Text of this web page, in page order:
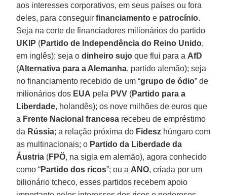
aos interesses corporativos, em seus países ou fora
deles, para conseguirfinanciamento e patrocínio.
Seja na corte de financiadores milionários do partido
UKIP (Partido de Independência do Reino Unido,
em inglês); seja odinheiro sujo que flui para a AfD
(Alternativa para a Alemanha, partido alemão); seja
no financiamento recebido de um “grupo de ódio” de
milionários dos EUA pela PVV (Partido para a
Liberdade, holandês); os nove milhões de euros que
a Frente Nacional francesa recebeu de empréstimo
da Rússia; a relação próxima do Fidesz húngaro com
as multinacionais; o Partido da Liberdade da
Áustria (FPÖ, na sigla em alemão), agora conhecido
como “Partido dos ricos”; ou a ANO, criada por um
bilionário tcheco, esses partidos recebem apoio